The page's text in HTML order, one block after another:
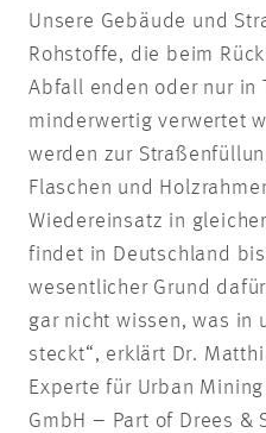
Unsere Gebäude und
Rohstoffe, die beim
Abfall enden oder nur in
minderwertig verwertet
werden zur
Flaschen und
Wiedereinsatz in
findet in Deutschland
wesentlicher Grund
gar nicht wissen, was in
steckt“, erklärt Dr.
Experte für Urban
GmbH – Part of Drees &